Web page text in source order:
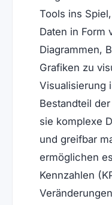
Tools ins
Daten in Form
Diagrammen,
Grafiken zu
Visualisierung
Bestandteil
sie komplexe
und greifbar
ermöglichen
Kennzahlen